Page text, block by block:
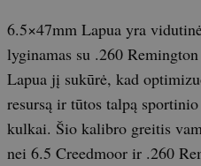
6.5×47mm Lapua yra
lyginamas su .260
Lapua jį sukūrė, kad
resursą ir tūtos talpą
kulkai. Šio kalibro greitis
nei 6.5 Creedmoor ir .260